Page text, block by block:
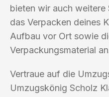
bieten wir auch weitere
das Verpacken deines
Aufbau vor Ort sowie
Verpackungsmaterial
Vertraue auf die
Umzugskönig Scholz